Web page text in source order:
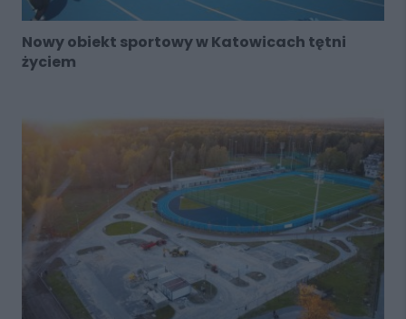
Nowy obiekt sportowy w Katowicach tętni
życiem